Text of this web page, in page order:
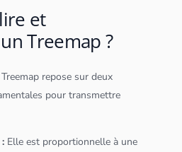
et
Treemap ?
repose sur deux
pour transmettre
Elle est proportionnelle à une